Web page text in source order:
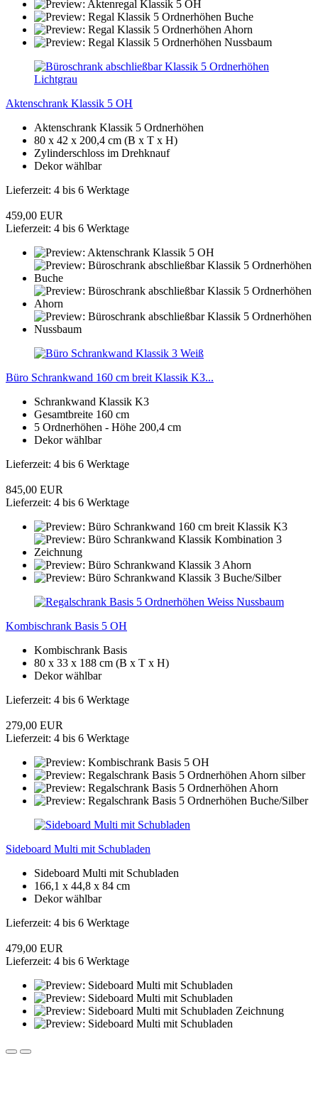
Aktenschrank Klassik 5 OH
Aktenschrank Klassik 5 Ordnerhöhen
80 x 42 x 200,4 cm (B x T x H)
Zylinderschloss im Drehknauf
Dekor wählbar
Lieferzeit: 4 bis 6 Werktage
459,00 EUR
Lieferzeit: 4 bis 6 Werktage
Büro Schrankwand 160 cm breit Klassik K3...
Schrankwand Klassik K3
Gesamtbreite 160 cm
5 Ordnerhöhen - Höhe 200,4 cm
Dekor wählbar
Lieferzeit: 4 bis 6 Werktage
845,00 EUR
Lieferzeit: 4 bis 6 Werktage
Kombischrank Basis 5 OH
Kombischrank Basis
80 x 33 x 188 cm (B x T x H)
Dekor wählbar
Lieferzeit: 4 bis 6 Werktage
279,00 EUR
Lieferzeit: 4 bis 6 Werktage
Sideboard Multi mit Schubladen
Sideboard Multi mit Schubladen
166,1 x 44,8 x 84 cm
Dekor wählbar
Lieferzeit: 4 bis 6 Werktage
479,00 EUR
Lieferzeit: 4 bis 6 Werktage